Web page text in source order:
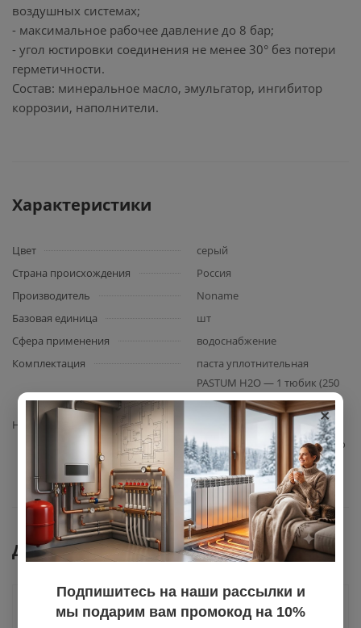
воздушных системах;
- максимальное рабочее давление до 8 бар;
- угол юстировки соединения не менее 30° без потери
герметичности.
Состав: минеральное масло, эмульгатор, ингибитор
коррозии, наполнители.
Характеристики
Цвет
серый
Страна происхождения
Россия
Производитель
Noname
Базовая единица
шт
Сфера применения
водоснабжение
Комплектация
паста уплотнительная
PASTUM H2O — 1 тюбик (250
г)
Назначение
для уплотнения резьбовых
соединений сантехнического
оборудования
Документы
Как купить
×
Подпишитесь на наши рассылки и
мы подарим вам промокод на 10%